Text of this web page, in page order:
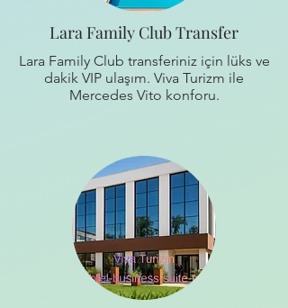
Lara Family Club Transfer
Lara Family Club transferiniz için lüks ve
dakik VIP ulaşım. Viva Turizm ile
Mercedes Vito konforu.